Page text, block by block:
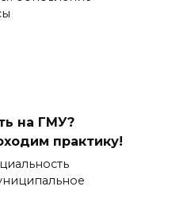
на ГМУ?
практику!